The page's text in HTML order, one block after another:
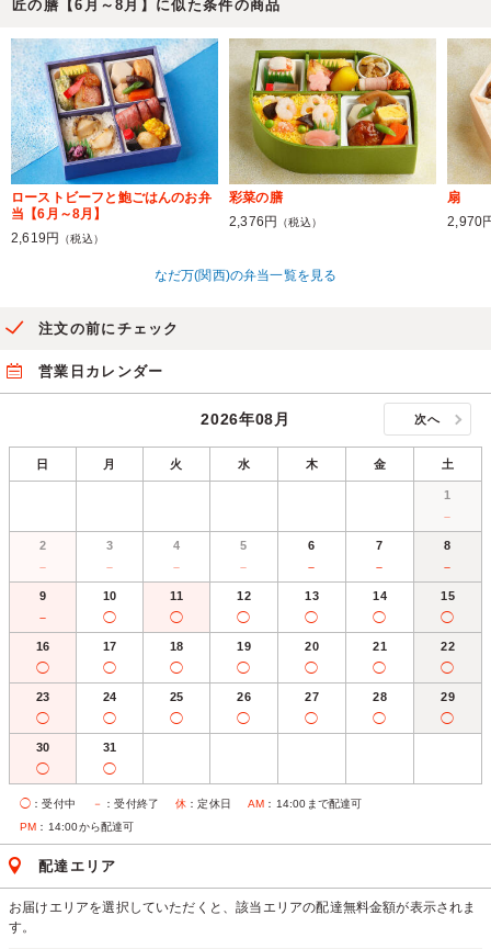
匠の膳【6月～8月】に似た条件の商品
ローストビーフと鮑ごはんのお弁
当【6月～8月】
2,619円
（税込）
彩菜の膳
2,376円
（税込）
扇
2,970
なだ万(関西)の弁当一覧を見る
注文の前にチェック
営業日カレンダー
2026年08月 次へ
日 月 火 水 木 金 土
1
－
2
－
3
－
4
－
5
－
6
－
7
－
8
－
9
－
10
◯
11
◯
12
◯
13
◯
14
◯
15
◯
16
◯
17
◯
18
◯
19
◯
20
◯
21
◯
22
◯
23
◯
24
◯
25
◯
26
◯
27
◯
28
◯
29
◯
30
◯
31
◯
◯ ：受付中 － ：受付終了 休 ：定休日 AM ：14:00まで配達可
PM ：14:00から配達可
配達エリア
お届けエリアを選択していただくと、該当エリアの配達無料金額が表示されま
す。